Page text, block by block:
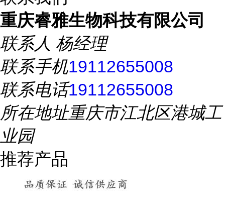
重庆睿雅生物科技有限公司
联系人 杨经理
联系手机19112655008
联系电话19112655008
所在地址重庆市江北区港城工
业园
推荐产品